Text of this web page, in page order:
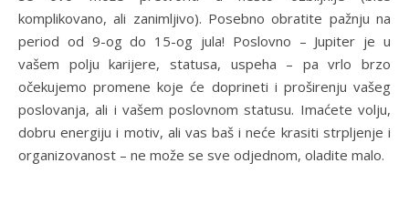
komplikovano, ali zanimljivo). Posebno obratite pažnju na
period od 9-og do 15-og jula! Poslovno – Jupiter je u
vašem polju karijere, statusa, uspeha – pa vrlo brzo
očekujemo promene koje će doprineti i proširenju vašeg
poslovanja, ali i vašem poslovnom statusu. Imaćete volju,
dobru energiju i motiv, ali vas baš i neće krasiti strpljenje i
organizovanost – ne može se sve odjednom, oladite malo.